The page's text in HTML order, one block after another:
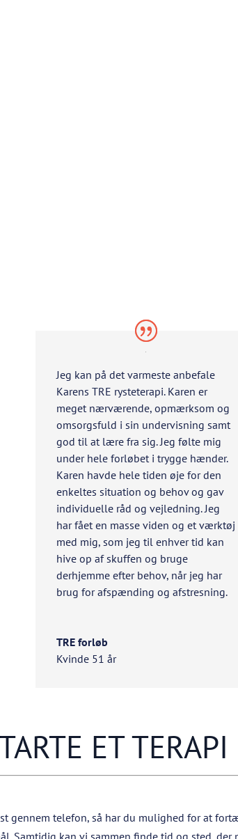
Jeg kan på det varmeste anbefale
Karens TRE rysteterapi. Karen er
meget nærværende, opmærksom og
omsorgsfuld i sin undervisning samt
god til at lære fra sig. Jeg følte mig
under hele forløbet i trygge hænder.
Karen havde hele tiden øje for den
enkeltes situation og behov og gav
individuelle råd og vejledning. Jeg
har fået en masse viden og et værktøj
med mig, som jeg til enhver tid kan
hive op af skuffen og bruge
derhjemme efter behov, når jeg har
brug for afspænding og afstresning.
TRE forløb
Kvinde 51 år
ET
gennem telefon, så har du mulighed for at
Samtidig kan vi sammen finde tid og sted, der